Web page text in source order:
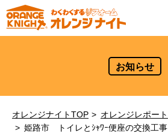
お知らせ
オレンジナイトTOP
オレンジレポート
姫路市 トイレとｼｬﾜｰ便座の交換工事